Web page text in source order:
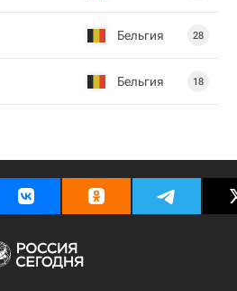
Бельгия 28
Бельгия 18